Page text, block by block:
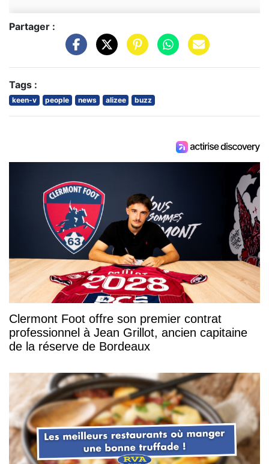
Partager :
Tags :
keen-v people news alizee buzz
Clermont Foot offre son premier contrat
professionnel à Jean Grillot, ancien capitaine
de la réserve de Bordeaux